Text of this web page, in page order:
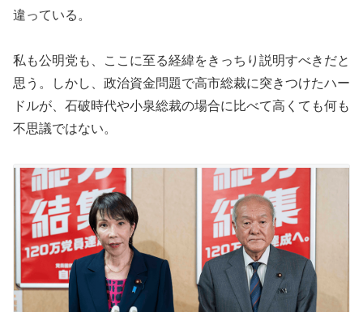
違っている。
私も公明党も、ここに至る経緯をきっちり説明すべきだと
思う。しかし、政治資金問題で高市総裁に突きつけたハー
ドルが、石破時代や小泉総裁の場合に比べて高くても何も
不思議ではない。